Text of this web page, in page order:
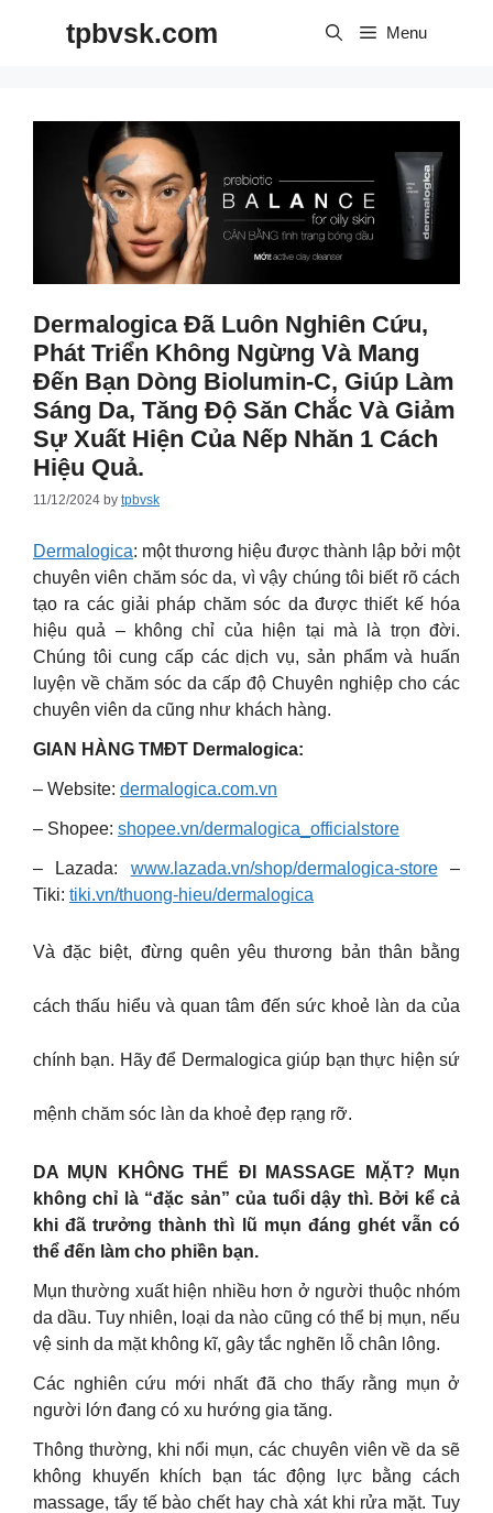
tpbvsk.com Menu
Dermalogica Đã Luôn Nghiên Cứu,
Phát Triển Không Ngừng Và Mang
Đến Bạn Dòng Biolumin-C, Giúp Làm
Sáng Da, Tăng Độ Săn Chắc Và Giảm
Sự Xuất Hiện Của Nếp Nhăn 1 Cách
Hiệu Quả.
11/12/2024 by tpbvsk
Dermalogica: một thương hiệu được thành lập bởi một
chuyên viên chăm sóc da, vì vậy chúng tôi biết rõ cách
tạo ra các giải pháp chăm sóc da được thiết kế hóa
hiệu quả – không chỉ của hiện tại mà là trọn đời.
Chúng tôi cung cấp các dịch vụ, sản phẩm và huấn
luyện về chăm sóc da cấp độ Chuyên nghiệp cho các
chuyên viên da cũng như khách hàng.
GIAN HÀNG TMĐT Dermalogica:
– Website: dermalogica.com.vn
– Shopee: shopee.vn/dermalogica_officialstore
– Lazada: www.lazada.vn/shop/dermalogica-store–
Tiki: tiki.vn/thuong-hieu/dermalogica
Và đặc biệt, đừng quên yêu thương bản thân bằng
cách thấu hiểu và quan tâm đến sức khoẻ làn da của
chính bạn. Hãy để Dermalogica giúp bạn thực hiện sứ
mệnh chăm sóc làn da khoẻ đẹp rạng rỡ.
DA MỤN KHÔNG THỂ ĐI MASSAGE MẶT? Mụn
không chỉ là “đặc sản” của tuổi dậy thì. Bởi kể cả
khi đã trưởng thành thì lũ mụn đáng ghét vẫn có
thể đến làm cho phiền bạn.
Mụn thường xuất hiện nhiều hơn ở người thuộc nhóm
da dầu. Tuy nhiên, loại da nào cũng có thể bị mụn, nếu
vệ sinh da mặt không kĩ, gây tắc nghẽn lỗ chân lông.
Các nghiên cứu mới nhất đã cho thấy rằng mụn ở
người lớn đang có xu hướng gia tăng.
Thông thường, khi nổi mụn, các chuyên viên về da sẽ
không khuyến khích bạn tác động lực bằng cách
massage, tẩy tế bào chết hay chà xát khi rửa mặt. Tuy